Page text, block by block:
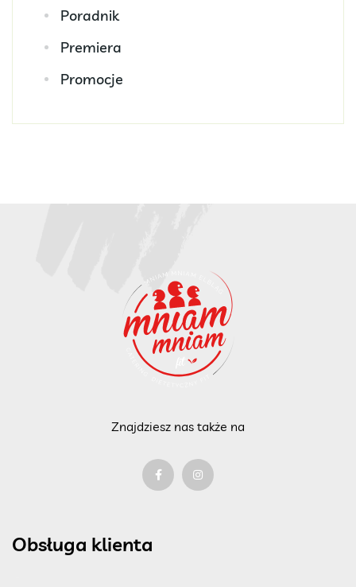
Poradnik
Premiera
Promocje
Znajdziesz nas także na
Obsługa klienta